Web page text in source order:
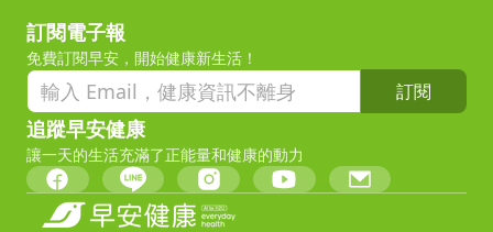
訂閱電子報
免費訂閱早安，開始健康新生活！
訂閱
追蹤早安健康
讓一天的生活充滿了正能量和健康的動力